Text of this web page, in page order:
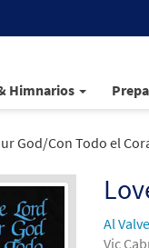
Himnarios
God/Con Todo el
Al
Vic